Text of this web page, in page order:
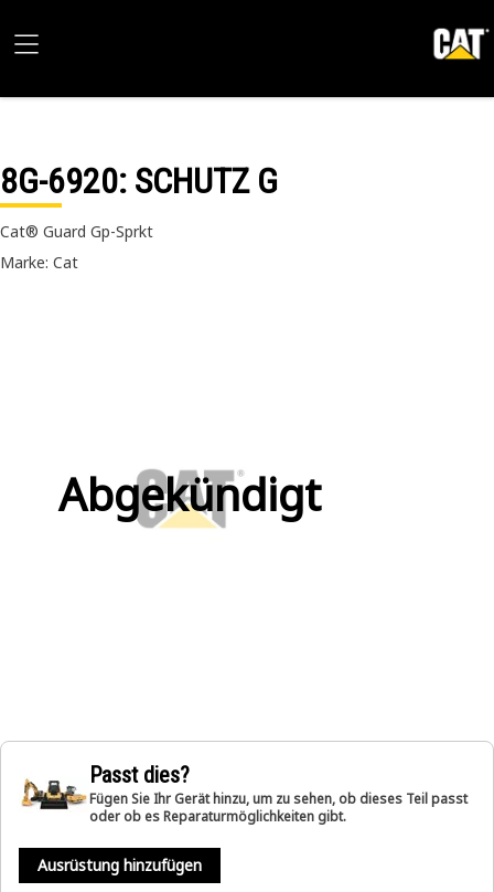
8G-6920: SCHUTZ G
Cat® Guard Gp-Sprkt
Marke: Cat
Abgekündigt
Passt dies?
Fügen Sie Ihr Gerät hinzu, um zu sehen, ob dieses Teil passt
oder ob es Reparaturmöglichkeiten gibt.
Ausrüstung hinzufügen